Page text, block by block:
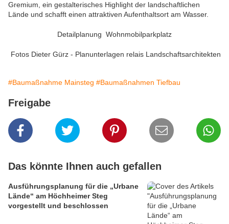
Gremium, ein gestalterisches Highlight der landschaftlichen
Lände und schafft einen attraktiven Aufenthaltsort am Wasser.
Detailplanung Wohnmobilparkplatz
Fotos Dieter Gürz - Planunterlagen relais Landschaftsarchitekten
#Baumaßnahme Mainsteg #Baumaßnahmen Tiefbau
Freigabe
Das könnte Ihnen auch gefallen
Ausführungsplanung für die „Urbane
Lände“ am Höchheimer Steg
vorgestellt und beschlossen